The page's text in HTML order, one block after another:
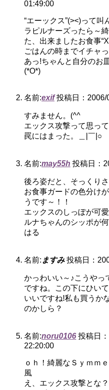
01:49:00
“エーックス”(><)って
ラピルナーズったら～
た、出来ましたお食事
ごはんの時までイチャ
あっ!ちゃんと自分のお
(*O*)
名前:exif 投稿日：2006/
すみません。(^^ゞ
エックス攻撃って思って
罠にはまった。＿|￣|○
名前:may55h 投稿日：
後ろ姿だと、そっくり
お食事ガードの色分け
うです～！！
エックスのしっぽが可
ルナちゃんのシッポが
はる
名前: ますみ 投稿日：
かっわいい～♪こうやっ
ですね。この下にひい
いいですね!私も買うか
のかしら？
名前:noru0106 投稿日
22:20:00
ｏｈ！綺麗なＳｙｍｍ
風
え、エックス攻撃とな